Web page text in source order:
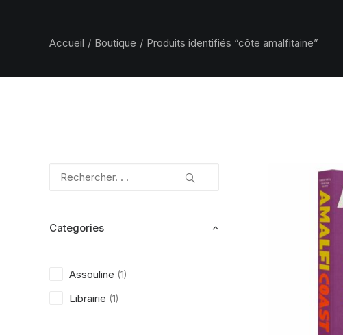
Accueil Boutique Produits identifiés “côte amalfitaine”
Categories
Assouline (1)
Librairie (1)